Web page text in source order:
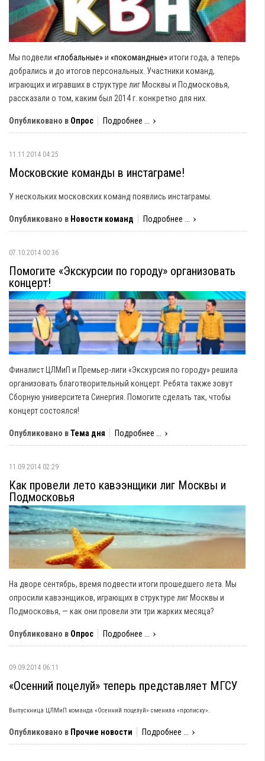
Мы подвели «глобальные»и «покомандные»итоги года, а теперь
добрались и до итогов персональных. Участники команд,
играющих и игравших в структуре лиг Москвы и Подмосковья,
рассказали о том, каким был 2014 г. конкретно для них.
Опубликовано в Опрос Подробнее ...
11.11.2014 04:25
Московские команды в инстаграме!
У нескольких московских команд появлись инстаграмы.
Опубликовано в Новости команд Подробнее ...
07.10.2014 00:36
Помогите «Экскурсии по городу» организовать
концерт!
Финалист ЦЛМиП и Премьер-лиги «Экскурсия по городу» решила
организовать благотворительный концерт. Ребята также зовут
Сборную университета Синергия. Помогите сделать так, чтобы
концерт состоялся!
Опубликовано вТема дня Подробнее ...
11.09.2014 02:29
Как провели лето кавээнщики лиг Москвы и
Подмосковья
На дворе сентябрь, время подвести итоги прошедшего лета. Мы
опросили кавээнщиков, играющих в структуре лиг Москвы и
Подмосковья, — как они провели эти три жарких месяца?
Опубликовано в Опрос Подробнее ...
09.09.2014 06:11
«Осенний поцелуй» теперь представляет МГСУ
Выпускница ЦЛМиП команда «Осенний поцелуй» сменила «прописку».
Опубликовано в Прочие новости Подробнее ...